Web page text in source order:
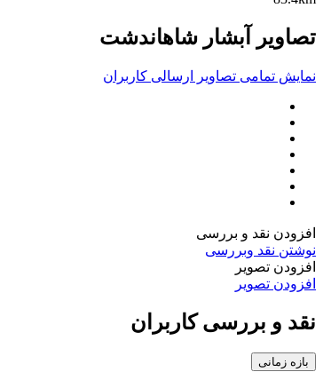
تصاویر آبشار شاهاندشت
نمایش تمامی تصاویر ارسالی کاربران
افزودن نقد و بررسی
نوشتن نقد وبررسی
افزودن تصویر
افزودن تصویر
نقد و بررسی کاربران
بازه زمانی